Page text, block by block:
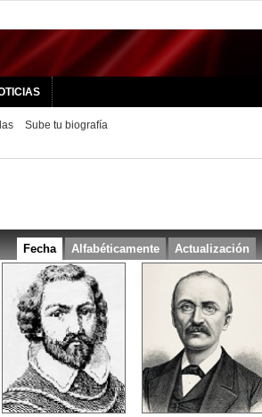
Sube tu biografía
Actualización
Alfabéticamente
Fecha